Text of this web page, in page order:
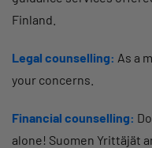
Finland.
Legal counselling: As a
your concerns.
Financial counselling:
alone! Suomen Yrittäjät